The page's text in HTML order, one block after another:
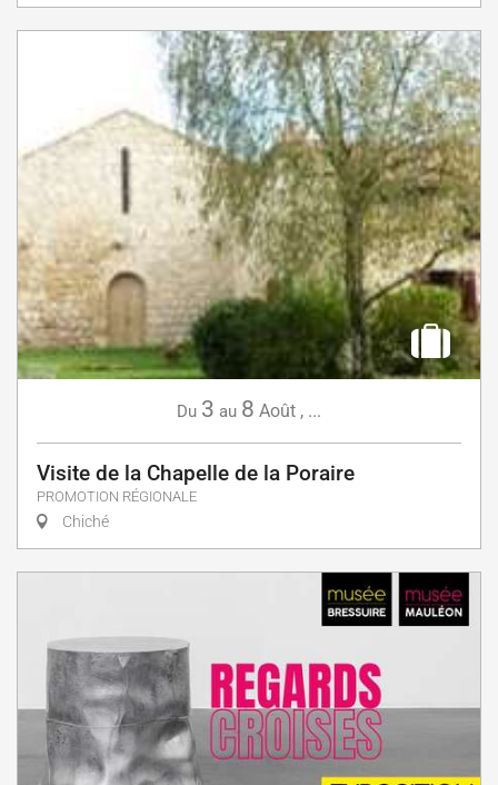
Du 3 au 8 Août , ...
Visite de la Chapelle de la Poraire
PROMOTION RÉGIONALE
Chiché